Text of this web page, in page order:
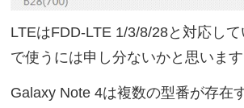
LTEはFDD-LTE 1/3/8/28と対応し
で使うには申し分ないかと思います
Galaxy Note 4は複数の型番が存在